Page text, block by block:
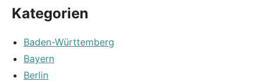
Kategorien
Baden-Württemberg
Bayern
Berlin